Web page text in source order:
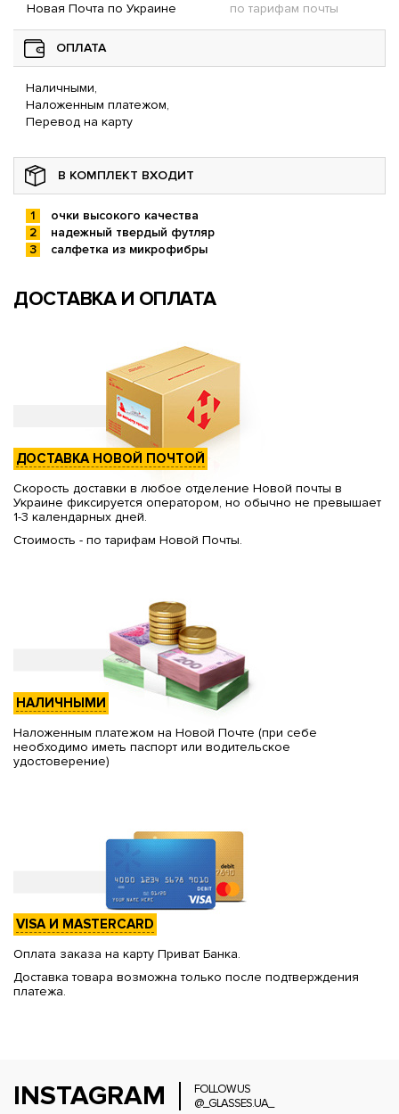
Новая Почта по Украине по тарифам почты
ОПЛАТА
Наличными,
Наложенным платежом,
Перевод на карту
В КОМПЛЕКТ ВХОДИТ
очки высокого качества
надежный твердый футляр
салфетка из микрофибры
ДОСТАВКА И ОПЛАТА
ДОСТАВКА НОВОЙ ПОЧТОЙ
Скорость доставки в любое отделение Новой почты в
Украине фиксируется оператором, но обычно не превышает
1-3 календарных дней.
Стоимость - по тарифам Новой Почты.
НАЛИЧНЫМИ
Наложенным платежом на Новой Почте (при себе
необходимо иметь паспорт или водительское
удостоверение)
VISA И MASTERCARD
Оплата заказа на карту Приват Банка.
Доставка товара возможна только после подтверждения
платежа.
INSTAGRAM
FOLLOW US
@_GLASSES.UA_